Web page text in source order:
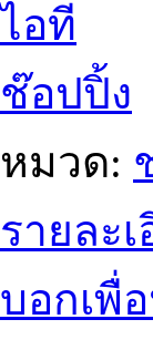
ไอที
ช๊อปปิ้ง
หมวด:
รายละ
บอกเพื่